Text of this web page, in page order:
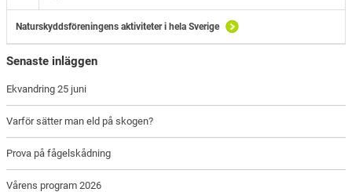
Naturskyddsföreningens aktiviteter i hela Sverige
Senaste inläggen
Ekvandring 25 juni
Varför sätter man eld på skogen?
Prova på fågelskådning
Vårens program 2026